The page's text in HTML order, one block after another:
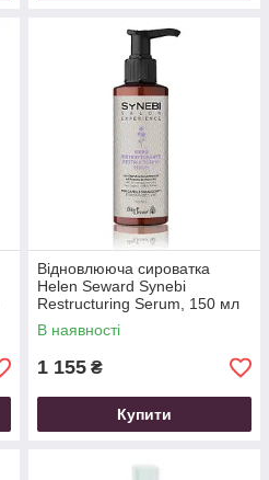
Відновлююча сироватка
Helen Seward Synebi
Restructuring Serum, 150 мл
В наявності
1 155 ₴
Купити